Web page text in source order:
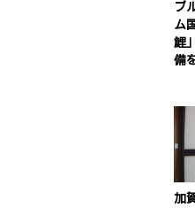
ブ
ム
鯉
備
加